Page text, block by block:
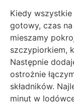
Kiedy
gotowy, czas
mieszamy
szczypiorkiem,
Następnie
ostrożnie
składników.
minut w